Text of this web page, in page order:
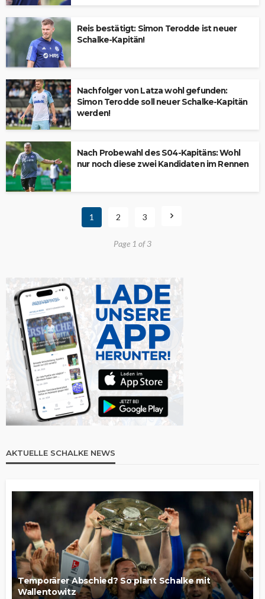
Reis bestätigt: Simon Terodde ist neuer
Schalke-Kapitän!
Nachfolger von Latza wohl gefunden:
Simon Terodde soll neuer Schalke-Kapitän
werden!
Nach Probewahl des S04-Kapitäns: Wohl
nur noch diese zwei Kandidaten im Rennen
1 2 3
Page 1 of 3
AKTUELLE SCHALKE NEWS
Temporärer Abschied? So plant Schalke mit
Wallentowitz